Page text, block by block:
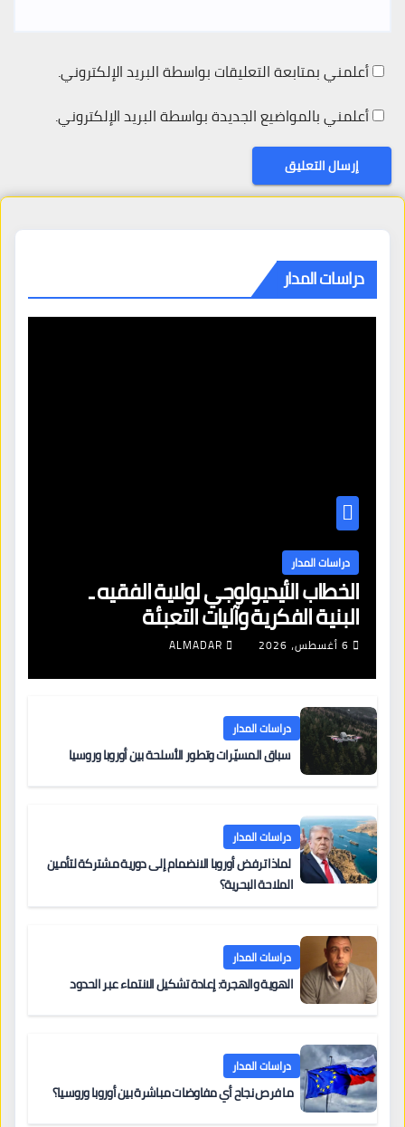
أعلمني بمتابعة التعليقات بواسطة البريد الإلكتروني.
أعلمني بالمواضيع الجديدة بواسطة البريد الإلكتروني.
دراسات المدار
دراسات المدار
الخطاب الأيديولوجي لولاية الفقيه ـ
البنية الفكرية وآليات التعبئة
6 أغسطس، 2026 ALMADAR
دراسات المدار
سباق المسيّرات وتطور الأسلحة بين أوروبا وروسيا
دراسات المدار
لماذا ترفض أوروبا الانضمام إلى دورية مشتركة لتأمين
الملاحة البحرية؟
دراسات المدار
الهوية والهجرة: إعادة تشكيل الانتماء عبر الحدود
دراسات المدار
ما فرص نجاح أي مفاوضات مباشرة بين أوروبا وروسيا؟